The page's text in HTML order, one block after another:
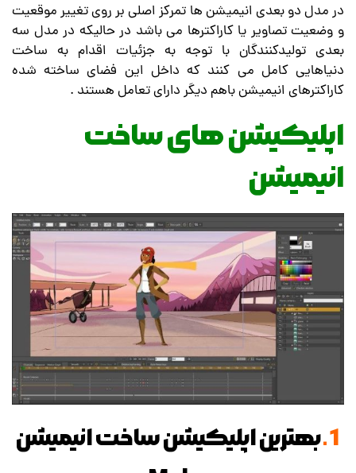
در مدل دو بعدی انیمیشن ها تمرکز اصلی بر روی تغییر موقعیت
و وضعیت تصاویر یا کاراکترها می باشد در حالیکه در مدل سه
بعدی تولیدکنندگان با توجه به جزئیات اقدام به ساخت
دنیاهایی کامل می کنند که داخل این فضای ساخته شده
کاراکترهای انیمیشن باهم دیگر دارای تعامل هستند .
اپلیکیشن های ساخت
انیمیشن
1. بهترین اپلیکیشن ساخت انیمیشن